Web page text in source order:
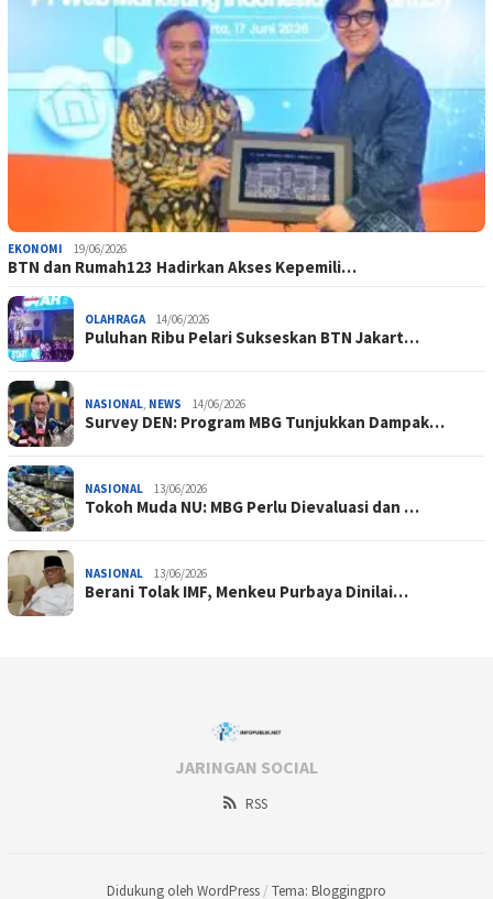
EKONOMI 19/06/2026
BTN dan Rumah123 Hadirkan Akses Kepemili…
OLAHRAGA 14/06/2026
Puluhan Ribu Pelari Sukseskan BTN Jakart…
NASIONAL, NEWS 14/06/2026
Survey DEN: Program MBG Tunjukkan Dampak…
NASIONAL 13/06/2026
Tokoh Muda NU: MBG Perlu Dievaluasi dan …
NASIONAL 13/06/2026
Berani Tolak IMF, Menkeu Purbaya Dinilai…
JARINGAN SOCIAL
RSS
Didukung oleh WordPress / Tema: Bloggingpro